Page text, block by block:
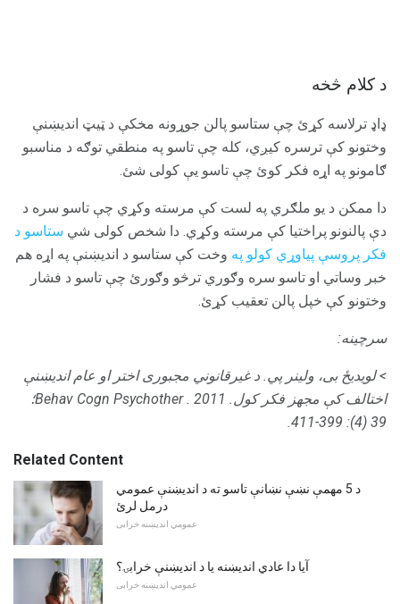
د کلام څخه
ډاډ ترلاسه کړئ چې ستاسو پالن جوړونه مخکې د ټیټ اندیښنې
وختونو کې ترسره کیږي، کله چې تاسو په منطقي توګه د مناسبو
ګامونو په اړه فکر کوئ چې تاسو یې کولی شئ.
دا ممکن د یو ملګري په لست کې مرسته وکړي چې تاسو سره د
دې پالنونو پراختیا کې مرسته وکړي. دا شخص کولی شي ستاسو د
فکر پروسې پیاوړي کولو په وخت کې ستاسو د اندیښنې په اړه هم
خبر وساتي او تاسو سره وګوري ترڅو وګورئ چې تاسو د فشار
وختونو کې خپل پالن تعقیب کړئ.
سرچینه:
> لویدیځ بی، ولینر پي. د غیرقانوني مجبوری اختر او عام اندیښنې
اختالف کې مجهز فکر کول.
Behav Cogn Psychother.
39 (4): 399-411.
Related Content
د 5 مهمې نښې نښانې تاسو ته د اندیښنې عمومي
درمل لرئ
عمومي اندیښنه خرابی
آیا دا عادي اندیښنه یا د اندیښنې خرابۍ؟
عمومي اندیښنه خرابی